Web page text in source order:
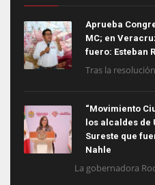
Aprueba
MC; en
fuero: Esteban
Tras la
“Movimiento
los alcaldes de
Sureste que
Nahle
La gobernadora